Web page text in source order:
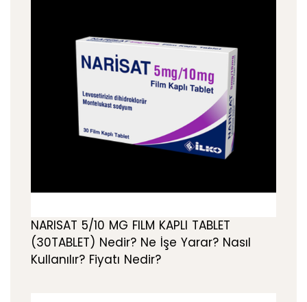
NARISAT 5/10 MG FILM KAPLI TABLET
(30TABLET) Nedir? Ne İşe Yarar? Nasıl
Kullanılır? Fiyatı Nedir?